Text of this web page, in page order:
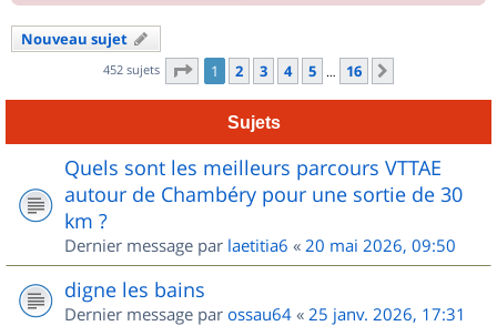
Nouveau sujet
452 sujets Page 1sur
1 2 3 4 5 … 16
Sujets
Quels sont les meilleurs parcours VTTAE
autour de Chambéry pour une sortie de 30
km ?
Dernier message par laetitia6 « 20 mai 2026, 09:50
digne les bains
Dernier message par ossau64 « 25 janv. 2026, 17:31